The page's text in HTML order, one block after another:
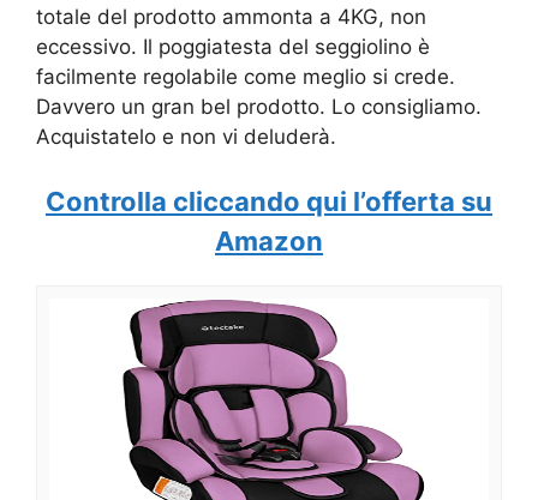
totale del prodotto ammonta a 4KG, non
eccessivo. Il poggiatesta del seggiolino è
facilmente regolabile come meglio si crede.
Davvero un gran bel prodotto. Lo consigliamo.
Acquistatelo e non vi deluderà.
Controlla cliccando qui l’offerta su
Amazon